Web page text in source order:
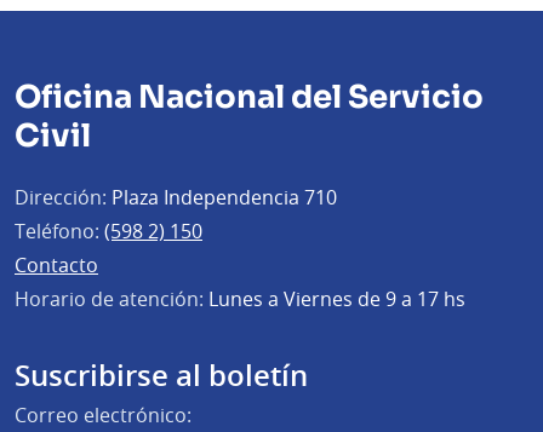
Oficina Nacional del Servicio
Civil
Dirección: Plaza Independencia 710
Teléfono: (598 2) 150
Contacto
Horario de atención: Lunes a Viernes de 9 a 17 hs
Suscribirse al boletín
Correo electrónico: